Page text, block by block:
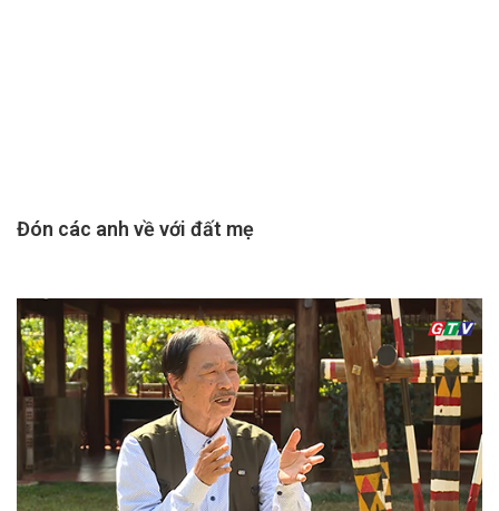
Đón các anh về với đất mẹ